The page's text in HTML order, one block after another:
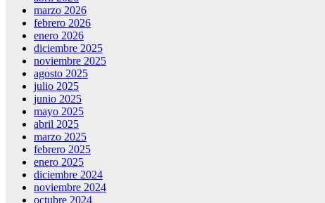
marzo 2026
febrero 2026
enero 2026
diciembre 2025
noviembre 2025
agosto 2025
julio 2025
junio 2025
mayo 2025
abril 2025
marzo 2025
febrero 2025
enero 2025
diciembre 2024
noviembre 2024
octubre 2024